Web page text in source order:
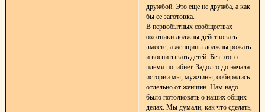
дружбой. Это еще не дружба, а как
бы ее заготовка.
В первобытных сообществах
охотники должны действовать
вместе, а женщины должны рожать
и воспитывать детей. Без этого
племя погибнет. Задолго до начала
истории мы, мужчины, собирались
отдельно от женщин. Нам надо
было потолковать о наших общих
делах. Мы думали, как что сделать,